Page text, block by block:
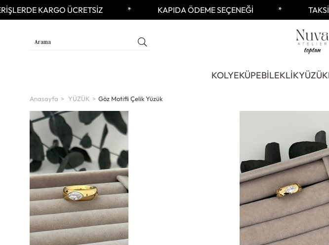
KARGO ÜCRETSİZ KAPIDA ÖDEME SEÇENEĞİ TAKSİT
KOLYEKÜPEBİLEKLİKYÜZÜK
Anasayfa YÜZÜK Göz Motifli Çelik Yüzük